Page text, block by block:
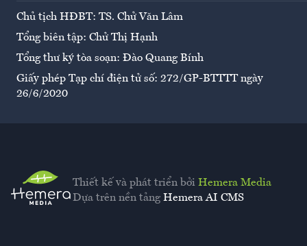
Chủ tịch HĐBT: TS. Chử Văn Lâm
Tổng biên tập: Chử Thị Hạnh
Tổng thư ký tòa soạn: Đào Quang Bính
Giấy phép Tạp chí điện tử số: 272/GP-BTTTT ngày
26/6/2020
Thiết kế và phát triển bởi Hemera Media
Dựa trên nền tảng Hemera AI CMS